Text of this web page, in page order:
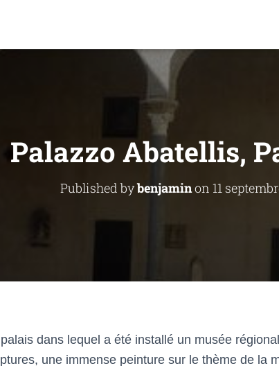
Palazzo Abatellis,
Published bybenjaminon 11
dans lequel a été installé un musée
une immense peinture sur le thème de la